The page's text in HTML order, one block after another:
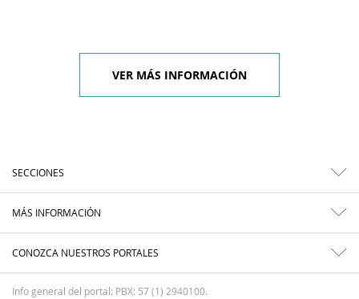
VER MÁS INFORMACIÓN
SECCIONES
MÁS INFORMACIÓN
CONOZCA NUESTROS PORTALES
Info general del portal: PBX: 57 (1) 2940100.